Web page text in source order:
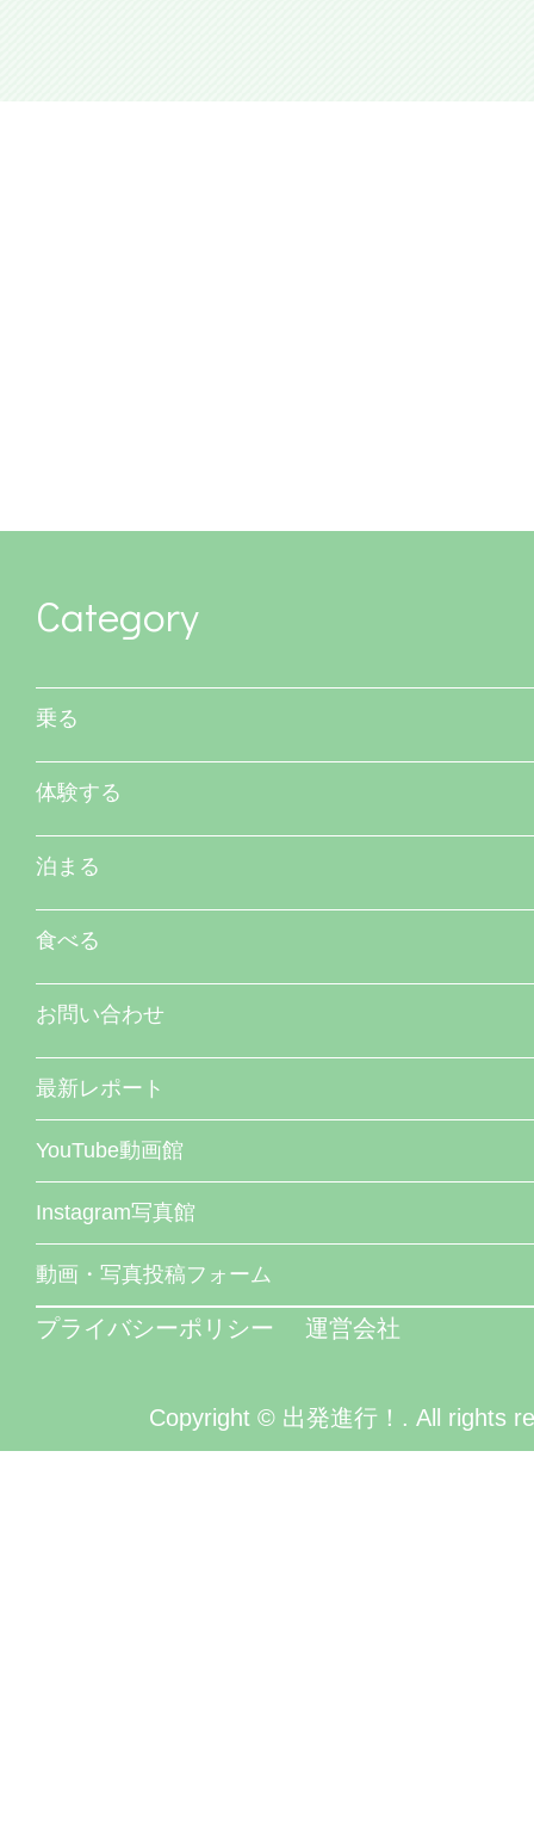
Category
乗る
体験する
泊まる
食べる
お問い合わせ
最新レポート
YouTube動画館
Instagram写真館
動画・写真投稿フォーム
プライバシーポリシー 運営会社
Copyright © 出発進行！. All rights